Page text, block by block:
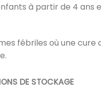
à partir de 4 ans
fébriles où une
DE STOCKAGE